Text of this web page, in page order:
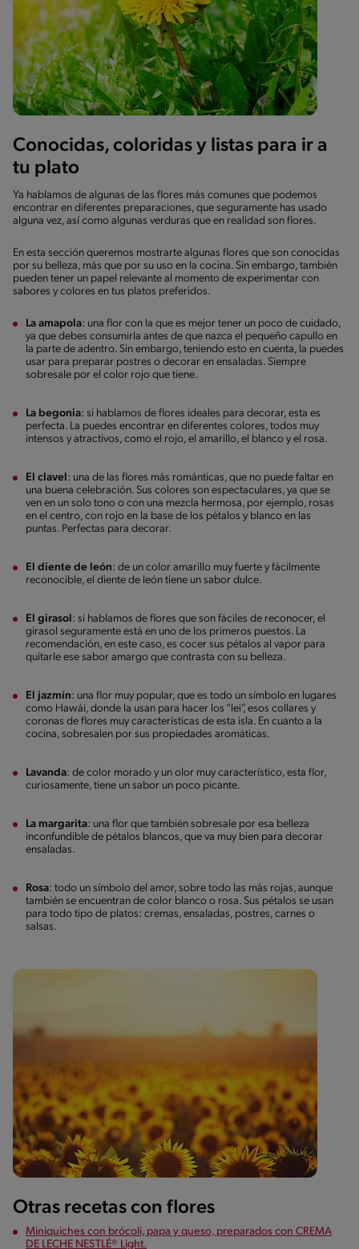
Conocidas, coloridas y listas para ir a
tu plato
Ya hablamos de algunas de las flores más comunes que podemos
encontrar en diferentes preparaciones, que seguramente has usado
alguna vez, así como algunas verduras que en realidad son flores.
En esta sección queremos mostrarte algunas flores que son conocidas
por su belleza, más que por su uso en la cocina. Sin embargo, también
pueden tener un papel relevante al momento de experimentar con
sabores y colores en tus platos preferidos.
La amapola: una flor con la que es mejor tener un poco de cuidado,
ya que debes consumirla antes de que nazca el pequeño capullo en
la parte de adentro. Sin embargo, teniendo esto en cuenta, la puedes
usar para preparar postres o decorar en ensaladas. Siempre
sobresale por el color rojo que tiene.
La begonia: si hablamos de flores ideales para decorar, esta es
perfecta. La puedes encontrar en diferentes colores, todos muy
intensos y atractivos, como el rojo, el amarillo, el blanco y el rosa.
El clavel : una de las flores más románticas, que no puede faltar en
una buena celebración. Sus colores son espectaculares, ya que se
ven en un solo tono o con una mezcla hermosa, por ejemplo, rosas
en el centro, con rojo en la base de los pétalos y blanco en las
puntas. Perfectas para decorar.
El diente de león: de un color amarillo muy fuerte y fácilmente
reconocible, el diente de león tiene un sabor dulce.
El girasol : si hablamos de flores que son fáciles de reconocer, el
girasol seguramente está en uno de los primeros puestos. La
recomendación, en este caso, es cocer sus pétalos al vapor para
quitarle ese sabor amargo que contrasta con su belleza.
El jazmín: una flor muy popular, que es todo un símbolo en lugares
como Hawái, donde la usan para hacer los “lei”, esos collares y
coronas de flores muy características de esta isla. En cuanto a la
cocina, sobresalen por sus propiedades aromáticas.
Lavanda: de color morado y un olor muy característico, esta flor,
curiosamente, tiene un sabor un poco picante.
La margarita: una flor que también sobresale por esa belleza
inconfundible de pétalos blancos, que va muy bien para decorar
ensaladas.
Rosa: todo un símbolo del amor, sobre todo las más rojas, aunque
también se encuentran de color blanco o rosa. Sus pétalos se usan
para todo tipo de platos: cremas, ensaladas, postres, carnes o
salsas.
Otras recetas con flores
Miniquiches con brócoli, papa y queso, preparados con CREMA
DE LECHE NESTLÉ® Light.